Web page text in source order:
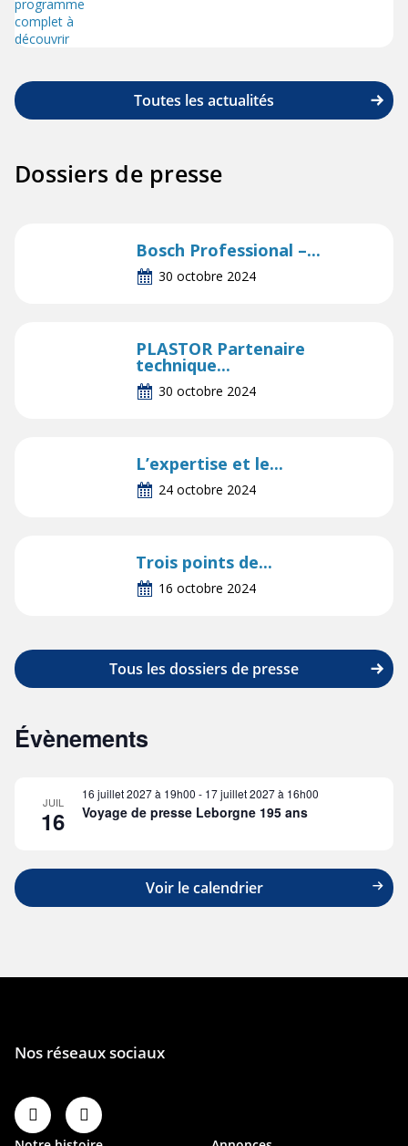
Toutes les actualités
Dossiers de presse
Bosch Professional –...
30 octobre 2024
PLASTOR Partenaire
technique...
30 octobre 2024
L’expertise et le...
24 octobre 2024
Trois points de...
16 octobre 2024
Tous les dossiers de presse
Évènements
JUIL
16
16 juillet 2027 à 19h00 - 17 juillet 2027 à 16h00
Voyage de presse Leborgne 195 ans
Voir le calendrier